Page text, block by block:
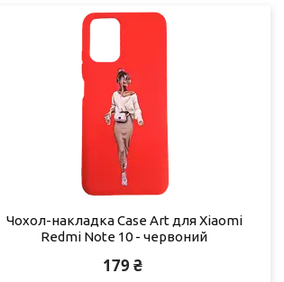
Чохол-накладка Case Art для Xiaomi
Redmi Note 10 - червоний
179 ₴